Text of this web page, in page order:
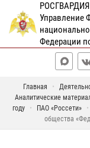
РОСГВАРДИЯ
Управление
Федерации
Главная
Аналитические
году
ПАО «Россети»
общества